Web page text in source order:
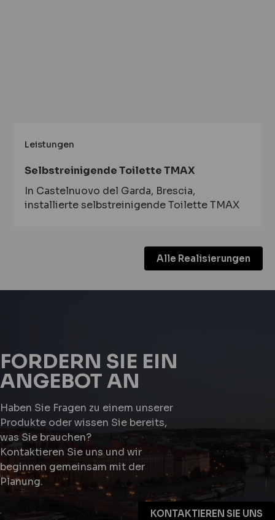
Leistungen
Selbstreinigende Toilette TMAX
In Castelnuovo del Garda, Brescia,
installierte selbstreinigende Toilette TMAX
Alle Realisierungen
FORDERN SIE EIN
ANGEBOT AN
Haben Sie Fragen zu einem unserer
Produkte oder wissen Sie bereits,
was Sie brauchen?
Kontaktieren Sie uns und wir
beginnen gemeinsam mit der
Planung.
KONTAKTIEREN SIE UNS